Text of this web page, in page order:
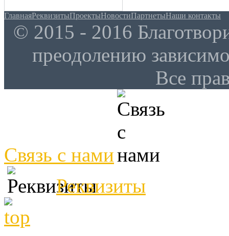
ГлавнаяРеквизитыПроектыНовостиПартнетыНаши контакты
© 2015 - 2016
преодолению
Все
Связь с нами
Реквизиты